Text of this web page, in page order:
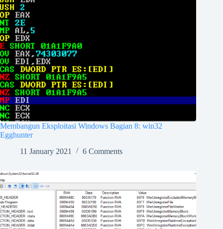
Membangun Eksploitasi Windows Bagian 8: win32
Egghunter
11 January 2021
6 Comments